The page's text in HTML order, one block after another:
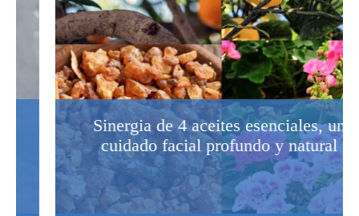
Sinergia de 4 aceites esenciales, un
cuidado facial profundo y natural